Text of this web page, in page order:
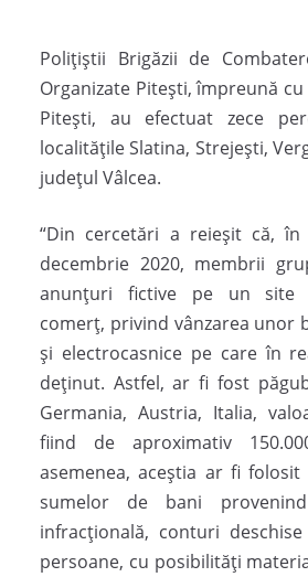
Polițiștii Brigăzii de
Organizate Pitești, împreună
Pitești, au efectuat zece
localitățile Slatina, Strejești,
județul Vâlcea.
“Din cercetări a reieșit că, în
decembrie 2020, membrii
anunțuri fictive pe un site
comerț, privind vânzarea unor
și electrocasnice pe care în
deținut. Astfel, ar fi fost
Germania, Austria, Italia,
fiind de aproximativ
asemenea, aceștia ar fi
sumelor de bani
infracțională, conturi
persoane, cu posibilități